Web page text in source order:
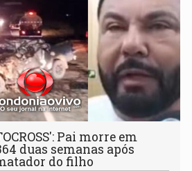
Pai morre em
duas semanas após
do filho